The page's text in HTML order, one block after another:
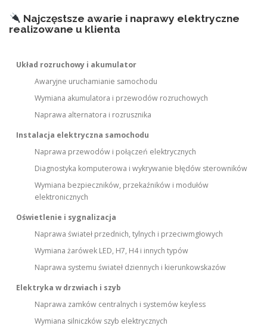
Najczęstsze awarie i naprawy elektryczne
realizowane u klienta
Układ rozruchowy i akumulator
Awaryjne uruchamianie samochodu
Wymiana akumulatora i przewodów rozruchowych
Naprawa alternatora i rozrusznika
Instalacja elektryczna samochodu
Naprawa przewodów i połączeń elektrycznych
Diagnostyka komputerowa i wykrywanie błędów sterowników
Wymiana bezpieczników, przekaźników i modułów
elektronicznych
Oświetlenie i sygnalizacja
Naprawa świateł przednich, tylnych i przeciwmgłowych
Wymiana żarówek LED, H7, H4 i innych typów
Naprawa systemu świateł dziennych i kierunkowskazów
Elektryka w drzwiach i szyb
Naprawa zamków centralnych i systemów keyless
Wymiana silniczków szyb elektrycznych